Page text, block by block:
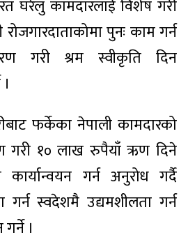
घरेलु कामदारलाई विशेष गरी
पुनः काम गर्न
गरी श्रम स्वीकृति दिन
फर्केका नेपाली कामदारको
गरी १० लाख रुपैयाँ ऋण दिने
कार्यान्वयन गर्न अनुरोध गर्दै
स्वदेशमै उद्यमशीलता गर्न
।